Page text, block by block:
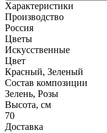
Характеристики
Производство
Россия
Цветы
Искусственные
Цвет
Красный, Зеленый
Состав композиции
Зелень, Розы
Высота, см
70
Доставка